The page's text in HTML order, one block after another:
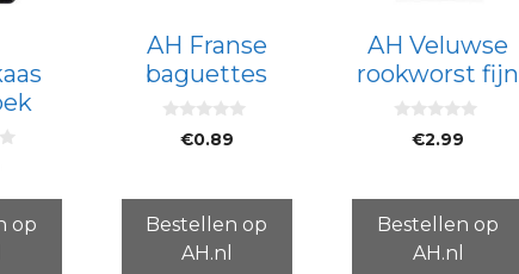
op
AH Franse
baguettes
€0.89
Bestellen op
AH.nl
AH Veluwse
rookworst fijn
€2.99
Bestellen op
AH.nl